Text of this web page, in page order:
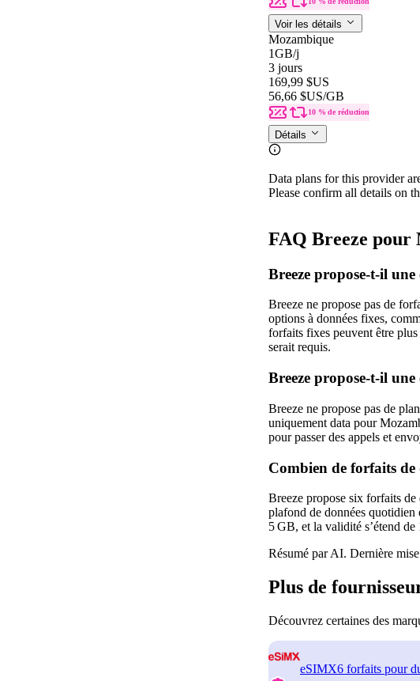
Voir les détails
Mozambique
1GB/j
3 jours
169,99 $US
56,66 $US/GB
10 % de réduction
Détails
Data plans for this provider
Please confirm all details on
FAQ Breeze pour
Breeze propose-t-il
Breeze ne propose pas de
options à données fixes,
forfaits fixes peuvent être
serait requis.
Breeze propose‑t‑il
Breeze ne propose pas de
uniquement data pour
pour passer des appels et
Combien de forfaits de
Breeze propose six forfaits
plafond de données
5 GB, et la validité s’étend de
Résumé par AI. Dernière
Plus de
Découvrez certaines des
eSIMX6 forfaits pour